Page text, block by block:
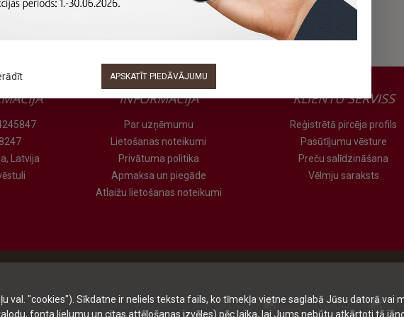
APSKATĪT PIEDĀVĀJUMU
Latvija
INFORMĀCIJA
Par uzņēmumu
Lietošanas noteikumi
Privātuma politika
Apmaksa un piegāde
Atlaižu lietošanas noteikumi
KLIENTU SERVISS
Reģistrētā pircēja profils
Pasūtījumu vēsture
Preču salīdzināšana
Vēlmju saraksts
"cookies"). Sīkdatne ir neliels teksta fails, ko tīmekļa vietne saglabā Jūsu datorā vai
fonta lielumu un citas attēlošanas izvēles) pēc laika, lai Jums nebūtu atkārtoti tā